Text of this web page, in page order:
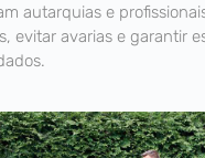
autarquias e
evitar avarias e garantir